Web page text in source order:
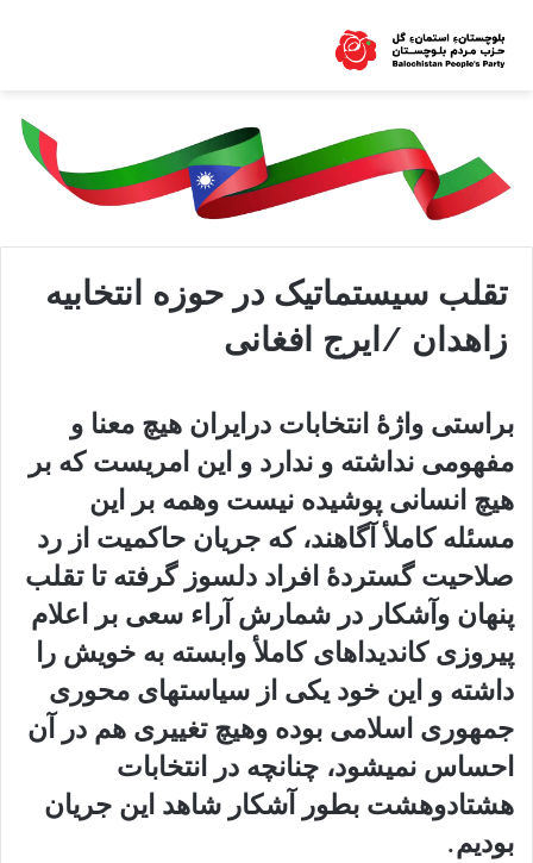
تقلب سیستماتیک در حوزه انتخابیه
زاهدان /ایرج افغانی
براستی واژهٔ انتخابات درایران هیچ معنا و
مفهومی نداشته و ندارد و این امریست که بر
هیچ انسانی پوشیده نیست وهمه بر این
مسئله کاملأ آگاهند، که جریان حاکمیت از رد
صلاحیت گستردهٔ افراد دلسوز گرفته تا تقلب
پنهان وآشکار در شمارش آراء سعی بر اعلام
پیروزی کاندیداهای کاملأ وابسته به خویش را
داشته و این خود یکی از سیاستهای محوری
جمهوری اسلامی بوده وهیچ تغییری هم در آن
احساس نمیشود، چنانچه در انتخابات
هشتادوهشت بطور آشکار شاهد این جریان
بودیم.